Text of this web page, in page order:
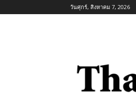
วันศุกร์, สิงหาคม 7, 2026